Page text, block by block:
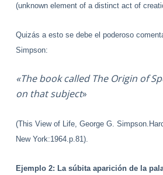
(unknown element of a distinct act of
Quizás a esto se debe el poderoso
Simpson:
«The book called The Origin of
on that subject»
(This View of Life, George G.
New York:1964.p.81).
Ejemplo 2: La súbita aparición de la